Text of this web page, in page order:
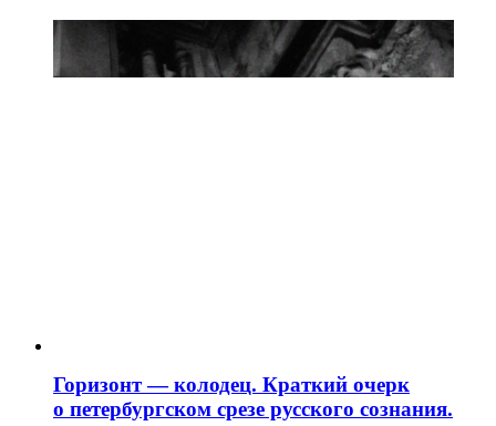
Горизонт — колодец. Краткий очерк
о петербургском срезе русского сознания.